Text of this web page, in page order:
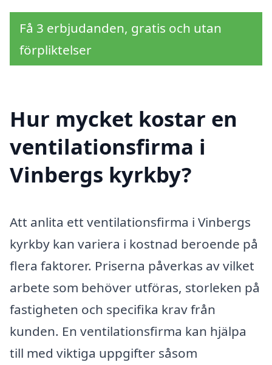
Få 3 erbjudanden, gratis och utan
förpliktelser
Hur mycket kostar en
ventilationsfirma i
Vinbergs kyrkby?
Att anlita ett ventilationsfirma i Vinbergs
kyrkby kan variera i kostnad beroende på
flera faktorer. Priserna påverkas av vilket
arbete som behöver utföras, storleken på
fastigheten och specifika krav från
kunden. En ventilationsfirma kan hjälpa
till med viktiga uppgifter såsom